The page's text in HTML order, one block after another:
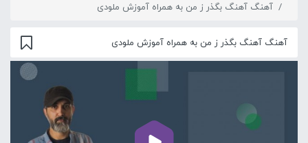
آهنگ آهنگ بگذر ز من به همراه آموزش ملودی
آهنگ آهنگ بگذر ز من به همراه آموزش ملودی
00:00